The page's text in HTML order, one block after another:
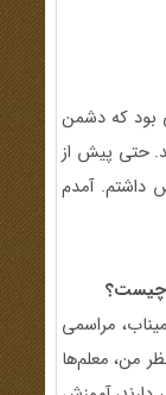
بود که دشمن
حتی پیش از
داشتم. آمدم
چیست؟
مراسمی
من، معلم‌ها